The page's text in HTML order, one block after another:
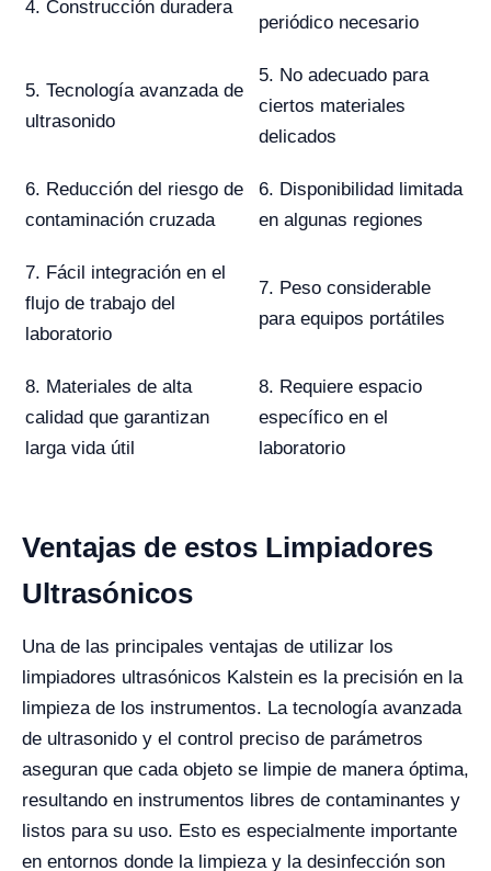
4. Construcción duradera
periódico necesario
5. Tecnología avanzada de
ultrasonido
5. No adecuado para
ciertos materiales
delicados
6. Reducción del riesgo de
contaminación cruzada
6. Disponibilidad limitada
en algunas regiones
7. Fácil integración en el
flujo de trabajo del
laboratorio
7. Peso considerable
para equipos portátiles
8. Materiales de alta
calidad que garantizan
larga vida útil
8. Requiere espacio
específico en el
laboratorio
Ventajas de estos Limpiadores
Ultrasónicos
Una de las principales ventajas de utilizar los
limpiadores ultrasónicos Kalstein es la precisión en la
limpieza de los instrumentos. La tecnología avanzada
de ultrasonido y el control preciso de parámetros
aseguran que cada objeto se limpie de manera óptima,
resultando en instrumentos libres de contaminantes y
listos para su uso. Esto es especialmente importante
en entornos donde la limpieza y la desinfección son